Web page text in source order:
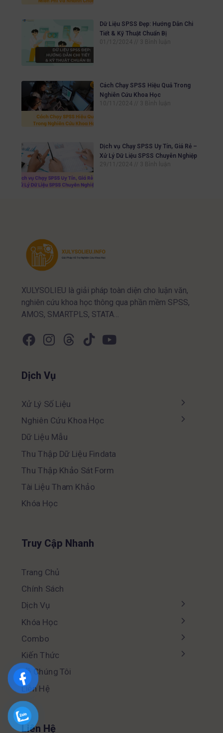
Dữ Liệu SPSS Đẹp: Hướng Dẫn Chi
Tiết & Kỹ Thuật Chuẩn Bị
01/12/2024
3 Bình luận
Cách Chạy SPSS Hiệu Quả Trong
Nghiên Cứu Khoa Học
10/11/2024
3 Bình luận
Dịch vụ Chạy SPSS Uy Tín, Giá Rẻ –
Xử Lý Dữ Liệu SPSS Chuyên Nghiệp
29/11/2024
3 Bình luận
XULYSOLIEU là giải pháp toàn diện cho luận văn,
nghiên cứu khoa học thông qua phần mềm SPSS,
AMOS, SMARTPLS, STATA…
Dịch Vụ
Xử Lý Số Liệu
Nghiên Cứu Khoa Học
Dữ Liệu Mẫu
Thu Thập Dữ Liệu Findata
Thu Thập Khảo Sát Form
Tài Liệu Tham Khảo
Khóa Học
Truy Cập Nhanh
Trang Chủ
Chính Sách
Dịch Vụ
Khóa Học
Combo
Kiến Thức
Về Chúng Tôi
Liên Hệ
Liên Hệ